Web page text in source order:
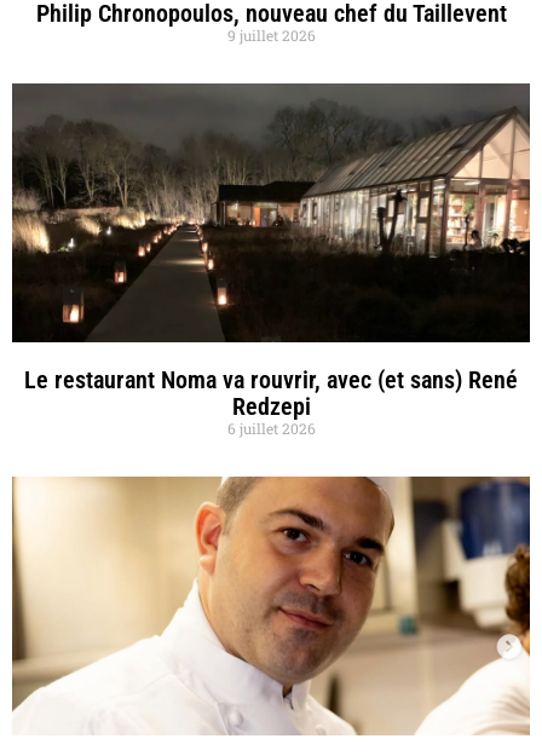
Philip Chronopoulos, nouveau chef du Taillevent
9 juillet 2026
Le restaurant Noma va rouvrir, avec (et sans) René
Redzepi
6 juillet 2026